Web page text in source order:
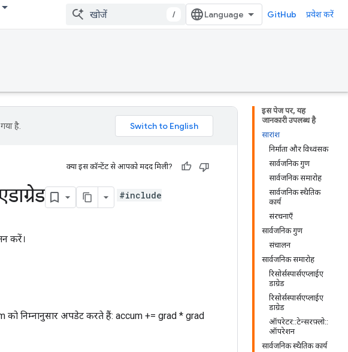
/ GitHub प्रवेश करें
इस पेज पर, यह
जानकारी उपलब्ध है
सारांश
निर्माता और विध्वंसक
सार्वजनिक गुण
सार्वजनिक समारोह
सार्वजनिक स्थैतिक
कार्य
संरचनाएँ
सार्वजनिक गुण
संचालन
सार्वजनिक समारोह
रिसोर्सस्पार्सएप्लाईए
डाग्रेड
रिसोर्सस्पार्सएप्लाईए
डाग्रेड
ऑपरेटर::टेन्सरफ़्लो::
ऑपरेशन
सार्वजनिक स्थैतिक कार्य
है.
क्या इस कॉन्टेंट से आपको मदद मिली?
#include
करें।
को निम्नानुसार अपडेट करते हैं: accum += grad * grad